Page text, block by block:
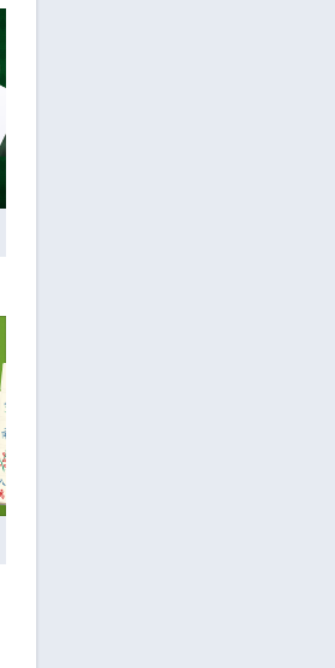
an der Spitze
Diese 17 Dinge hassen
Asphalt-Kartell muss
zahlen
mit den